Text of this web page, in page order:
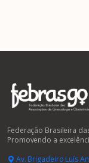
Federação Brasileira
Promovendo a
Av. Brigadeiro Luís